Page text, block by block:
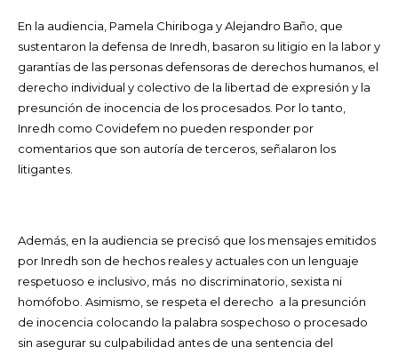
En la audiencia, Pamela Chiriboga y Alejandro Baño, que
sustentaron la defensa de Inredh, basaron su litigio en la labor y
garantías de las personas defensoras de derechos humanos, el
derecho individual y colectivo de la libertad de expresión y la
presunción de inocencia de los procesados. Por lo tanto,
Inredh como Covidefem no pueden responder por
comentarios que son autoría de terceros, señalaron los
litigantes.
Además, en la audiencia se precisó que los mensajes emitidos
por Inredh son de hechos reales y actuales con un lenguaje
respetuoso e inclusivo, más no discriminatorio, sexista ni
homófobo. Asimismo, se respeta el derecho a la presunción
de inocencia colocando la palabra sospechoso o procesado
sin asegurar su culpabilidad antes de una sentencia del